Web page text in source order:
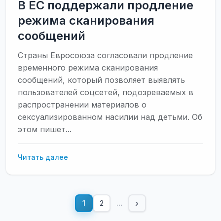
В ЕС поддержали продление
режима сканирования
сообщений
Страны Евросоюза согласовали продление
временного режима сканирования
сообщений, который позволяет выявлять
пользователей соцсетей, подозреваемых в
распространении материалов о
сексуализированном насилии над детьми. Об
этом пишет...
Читать далее
режима
сканирования
1 2 … ›